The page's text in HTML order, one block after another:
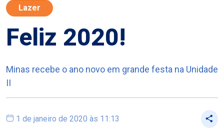
Lazer
Feliz 2020!
Minas recebe o ano novo em grande festa na Unidade
II
1 de janeiro de 2020 às 11:13